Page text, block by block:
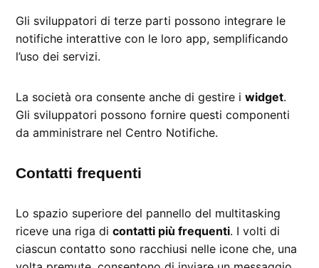
Gli sviluppatori di terze parti possono integrare le
notifiche interattive con le loro app, semplificando
l’uso dei servizi.
La società ora consente anche di gestire iwidget.
Gli sviluppatori possono fornire questi componenti
da amministrare nel Centro Notifiche.
Contatti frequenti
Lo spazio superiore del pannello del multitasking
riceve una riga dicontatti più frequenti. I volti di
ciascun contatto sono racchiusi nelle icone che, una